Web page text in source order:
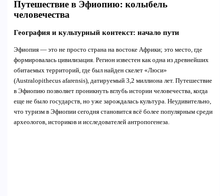
Путешествие в Эфиопию: колыбель
человечества
География и культурный контекст: начало пути
Эфиопия — это не просто страна на востоке Африки; это место, где
формировалась цивилизация. Регион известен как одна из древнейших
обитаемых территорий, где был найден скелет «Люси»
(Australopithecus afarensis), датируемый 3,2 миллиона лет. Путешествие
в Эфиопию позволяет проникнуть вглубь истории человечества, когда
еще не было государств, но уже зарождалась культура. Неудивительно,
что туризм в Эфиопии сегодня становится всё более популярным среди
археологов, историков и исследователей антропогенеза.